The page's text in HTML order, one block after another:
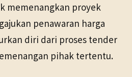
memenangkan proyek
penawaran harga
diri dari proses tender
pihak tertentu.